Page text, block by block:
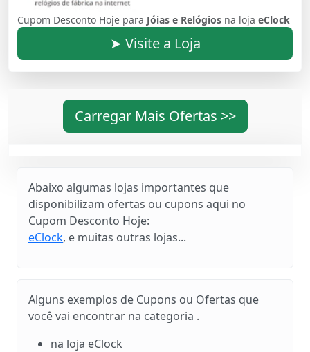
Cupom Desconto Hoje para Jóias e Relógios na loja eClock
➤ Visite a Loja
Carregar Mais Ofertas >>
Abaixo algumas lojas importantes que
disponibilizam ofertas ou cupons aqui no
Cupom Desconto Hoje:
eClock, e muitas outras lojas...
Alguns exemplos de Cupons ou Ofertas que
você vai encontrar na categoria .
na loja eClock